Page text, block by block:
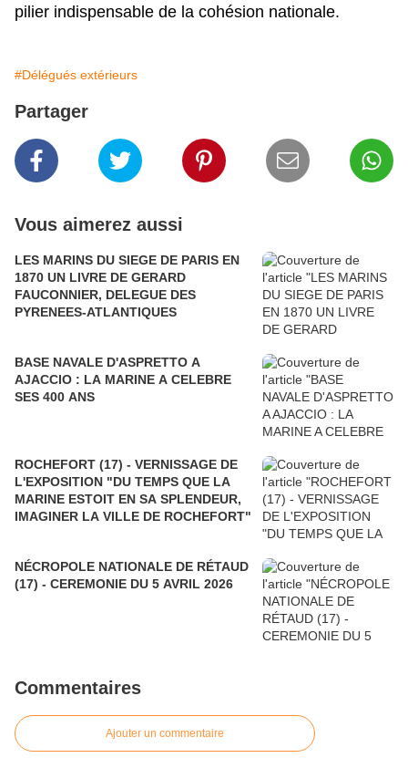
pilier indispensable de la cohésion nationale.
#Délégués extérieurs
Partager
Vous aimerez aussi
LES MARINS DU SIEGE DE PARIS EN
1870 UN LIVRE DE GERARD
FAUCONNIER, DELEGUE DES
PYRENEES-ATLANTIQUES
BASE NAVALE D'ASPRETTO A
AJACCIO : LA MARINE A CELEBRE
SES 400 ANS
ROCHEFORT (17) - VERNISSAGE DE
L'EXPOSITION "DU TEMPS QUE LA
MARINE ESTOIT EN SA SPLENDEUR,
IMAGINER LA VILLE DE ROCHEFORT"
NÉCROPOLE NATIONALE DE RÉTAUD
(17) - CEREMONIE DU 5 AVRIL 2026
Commentaires
Ajouter un commentaire